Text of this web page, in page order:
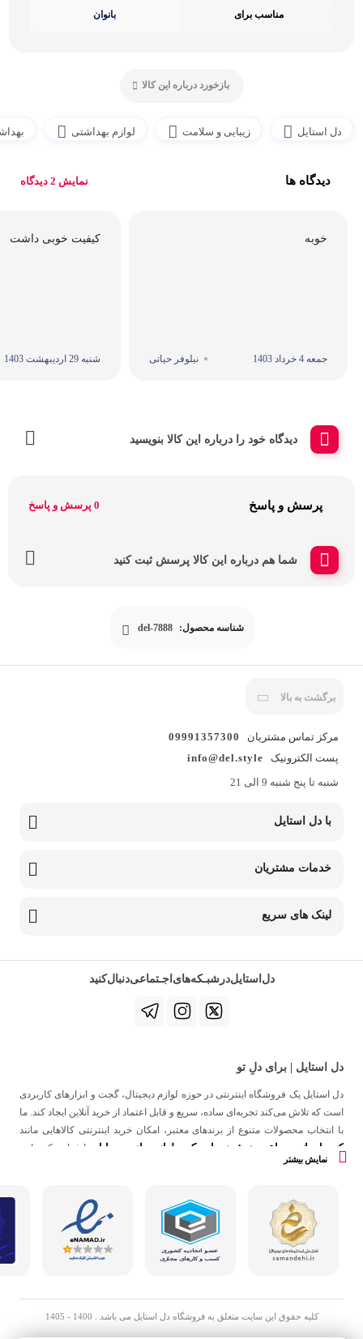
مناسب برای بانوان
بازخورد درباره این کالا
دل استایل زیبایی و سلامت لوازم بهداشتی
دیدگاه ها نمایش 2 دیدگاه
خوبه
جمعه 4 خرداد 1403 نیلوفر حیاتی
کیفیت خوبی داشت
شنبه 29 اردیبهشت 1403
دیدگاه خود را درباره این کالا بنویسید
پرسش و پاسخ 0 پرسش و پاسخ
شما هم درباره این کالا پرسش ثبت کنید
شناسه محصول: del-7888
برگشت به بالا
مرکز تماس مشتریان
09991357300
پست الکترونیک
info@del.style
شنبه تا پنج شنبه 9 الی 21
با دل استایل
خدمات مشتریان
لینک های سریع
دل‌استایل‌در‌‌شبـکه‌های‌اجـتماعی‌دنبال‌کنید
دل استایل | برای دلِ تو
دل استایل یک فروشگاه اینترنتی در حوزه لوازم دیجیتال، گجت و ابزارهای کاربردی
است که تلاش می‌کند تجربه‌ای ساده، سریع و قابل اعتماد از خرید آنلاین ایجاد کند. ما
با انتخاب محصولات متنوع از برندهای معتبر، امکان خرید اینترنتی کالاهایی مانند
کنسول بازی ساعت هوشمند اسپیکر ولوازم جانبی موبایل
را فراهم کرده‌ایم.
در دل استایل، تمرکز ما فقط روی فروش نیست؛ هدف ساختن تجربه‌ای است که
نمایش بیشتر
کلیه حقوق این سایت متعلق به فروشگاه دل استایل می باشد . 1400 - 1405